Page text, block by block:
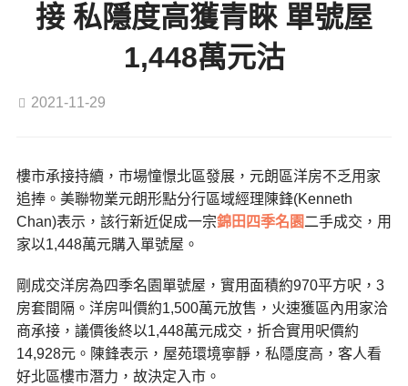
接 私隱度高獲青睞 單號屋
1,448萬元沽
2021-11-29
樓市承接持續，市場憧憬北區發展，元朗區洋房不乏用家
追捧。美聯物業元朗形點分行區域經理陳鋒(Kenneth
Chan)表示，該行新近促成一宗錦田 四季名園二手成交，用
家以1,448萬元購入單號屋。
剛成交洋房為四季名園單號屋，實用面積約970平方呎，3
房套間隔。洋房叫價約1,500萬元放售，火速獲區內用家洽
商承接，議價後終以1,448萬元成交，折合實用呎價約
14,928元。陳鋒表示，屋苑環境寧靜，私隱度高，客人看
好北區樓市潛力，故決定入市。